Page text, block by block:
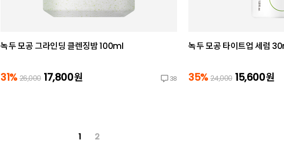
녹두 모공 그라인딩 클렌징밤 100ml
31% 26,000 17,800원 38
녹두 모공 타이트업 세럼
35% 24,000 15,600원
1 2